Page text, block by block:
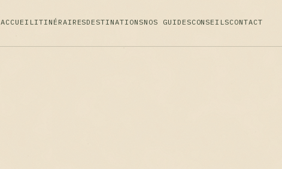
ACCUEILITINÉRAIRESDESTINATIONSNOS GUIDESCONSEILSCONTACT